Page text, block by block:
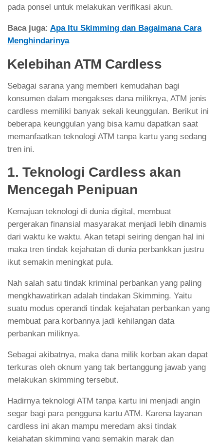
pada ponsel untuk melakukan verifikasi akun.
Baca juga: Apa Itu Skimming dan Bagaimana Cara
Menghindarinya
Kelebihan ATM Cardless
Sebagai sarana yang memberi kemudahan bagi
konsumen dalam mengakses dana miliknya, ATM jenis
cardless memiliki banyak sekali keunggulan. Berikut ini
beberapa keunggulan yang bisa kamu dapatkan saat
memanfaatkan teknologi ATM tanpa kartu yang sedang
tren ini.
1. Teknologi Cardless akan
Mencegah Penipuan
Kemajuan teknologi di dunia digital, membuat
pergerakan finansial masyarakat menjadi lebih dinamis
dari waktu ke waktu. Akan tetapi seiring dengan hal ini
maka tren tindak kejahatan di dunia perbankkan justru
ikut semakin meningkat pula.
Nah salah satu tindak kriminal perbankan yang paling
mengkhawatirkan adalah tindakan Skimming. Yaitu
suatu modus operandi tindak kejahatan perbankan yang
membuat para korbannya jadi kehilangan data
perbankan miliknya.
Sebagai akibatnya, maka dana milik korban akan dapat
terkuras oleh oknum yang tak bertanggung jawab yang
melakukan skimming tersebut.
Hadirnya teknologi ATM tanpa kartu ini menjadi angin
segar bagi para pengguna kartu ATM. Karena layanan
cardless ini akan mampu meredam aksi tindak
kejahatan skimming yang semakin marak dan